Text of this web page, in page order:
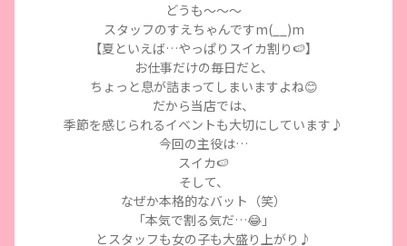
どうも～～～
スタッフのすえちゃんですm(__)m
【夏といえば…やっぱりスイカ割り🍉】
お仕事だけの毎日だと、
ちょっと息が詰まってしまいますよね😊
だから当店では、
季節を感じられるイベントも大切にしています♪
今回の主役は…
スイカ🍉
そして、
なぜか本格的なバット（笑）
「本気で割る気だ…😂」
とスタッフも女の子も大盛り上がり♪